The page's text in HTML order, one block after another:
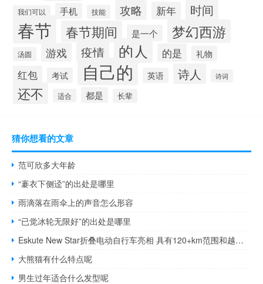
我们可以 手机 技能 攻略 新年 时间
春节 春节期间 是一个 梦幻西游
汤圆 游戏 疫情 的人 的是 礼物
红包 考试 自己的 英语 诗人 诗词
还不 适合 都是 长辈
猜你想看的文章
范可欣多大年龄
“褰衣下侧迳”的出处是哪里
雨滴落在雨伞上的声音怎么形容
“已觉冰轮无限好”的出处是哪里
Eskute New Star折叠电动自行车亮相 具有120+km范围和越野能力
大熊猫有什么特点呢
男生过年适合什么发型呢